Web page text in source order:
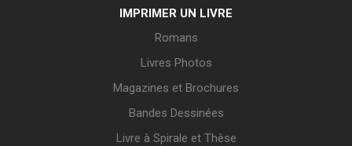
IMPRIMER UN LIVRE
Romans
Livres Photos
Magazines et Brochures
Bandes Dessinées
Livre à Spirale et Thèse